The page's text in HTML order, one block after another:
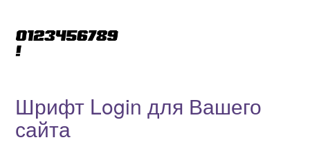
Шрифт Login для Вашего
сайта